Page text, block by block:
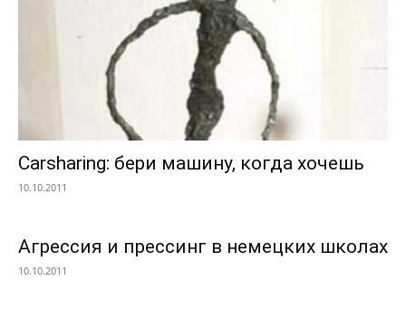
Carsharing: бери машину, когда хочешь
10.10.2011
Агрессия и прессинг в немецких школах
10.10.2011